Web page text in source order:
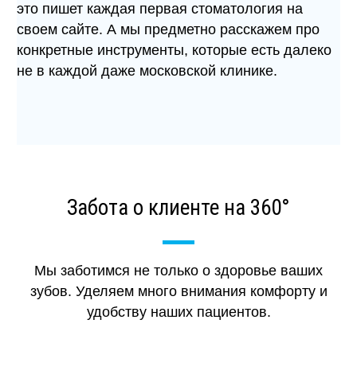
это пишет каждая первая стоматология на
своем сайте. А мы предметно расскажем про
конкретные инструменты, которые есть далеко
не в каждой даже московской клинике.
Забота о клиенте на 360°
Мы заботимся не только о здоровье ваших
зубов. Уделяем много внимания комфорту и
удобству наших пациентов.